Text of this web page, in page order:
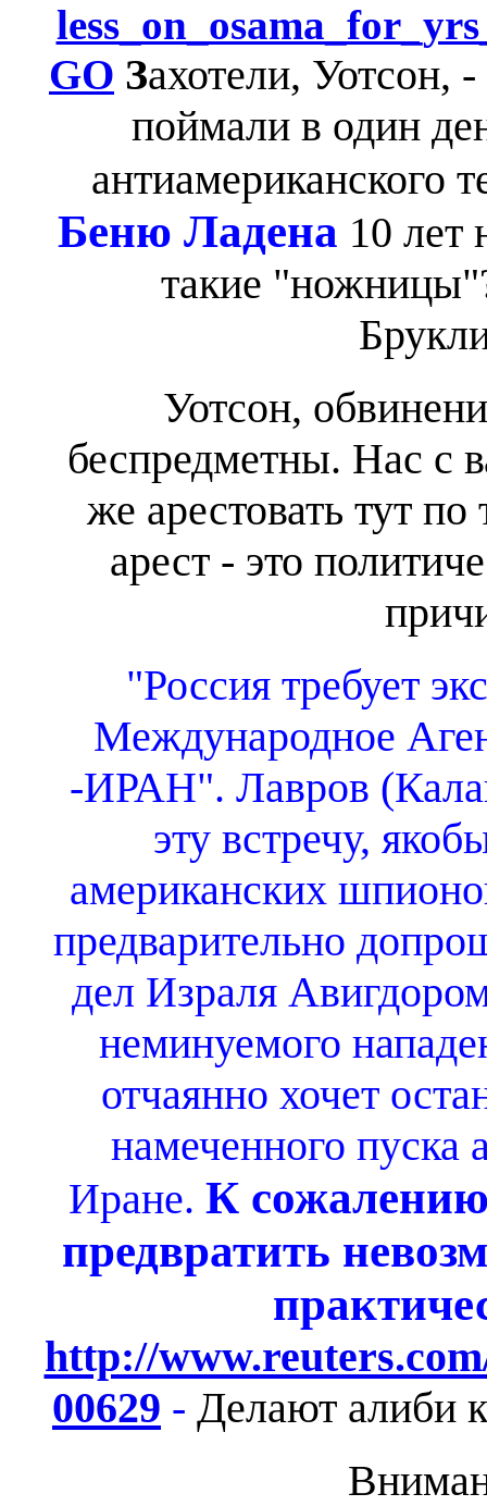
GO Захотели, Уотсон,
поймали в один
антиамериканского
Беню Ладена 10 лет
такие
Уотсон,
беспредметны. Нас с
же арестовать тут
арест - это
"Россия требует
Международное
-ИРАН". Лавров
эту встречу,
американских
предварительно
дел Израля
неминуемого
отчаянно хочет
намеченного пуска
Иране. К
предвратить
http://
00629 - Делают алиби